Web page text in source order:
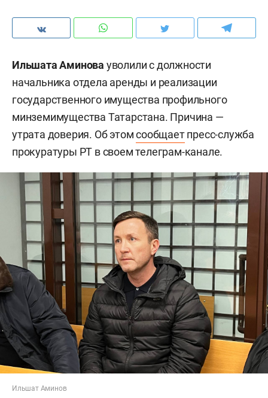
Ильшата Аминова уволили с должности
начальника отдела аренды и реализации
государственного имущества профильного
минземимущества Татарстана. Причина —
утрата доверия. Об этомсообщаетпресс-служба
прокуратуры РТ в своем телеграм-канале.
Ильшат Аминов